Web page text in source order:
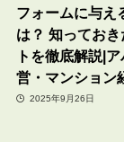
フォームに与え
は？ 知ってお
トを徹底解説|
営・マンション
2025年9月26日